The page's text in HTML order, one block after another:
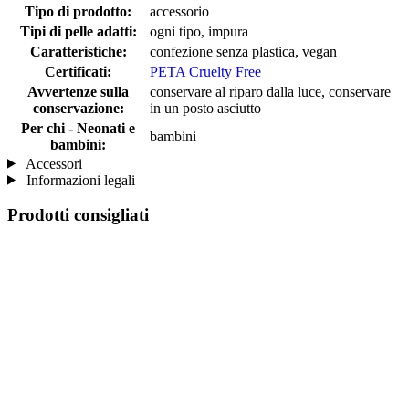
Tipo di prodotto:
accessorio
Tipi di pelle adatti:
ogni tipo, impura
Caratteristiche:
confezione senza plastica, vegan
Certificati:
PETA Cruelty Free
Avvertenze sulla
conservazione:
conservare al riparo dalla luce, conservare
in un posto asciutto
Per chi - Neonati e
bambini:
bambini
Accessori
Informazioni legali
Prodotti consigliati